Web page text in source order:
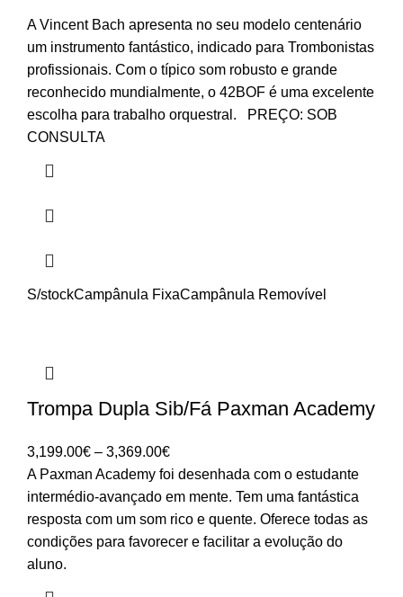
A Vincent Bach apresenta no seu modelo centenário
um instrumento fantástico, indicado para Trombonistas
profissionais. Com o típico som robusto e grande
reconhecido mundialmente, o 42BOF é uma excelente
escolha para trabalho orquestral. PREÇO: SOB
CONSULTA
S/stockCampânula FixaCampânula Removível
Trompa Dupla Sib/Fá Paxman Academy
3,199.00€ – 3,369.00€Price
range:
3,199.00€
through
3,369.00€
A Paxman Academy foi desenhada com o estudante
intermédio-avançado em mente. Tem uma fantástica
resposta com um som rico e quente. Oferece todas as
condições para favorecer e facilitar a evolução do
aluno.